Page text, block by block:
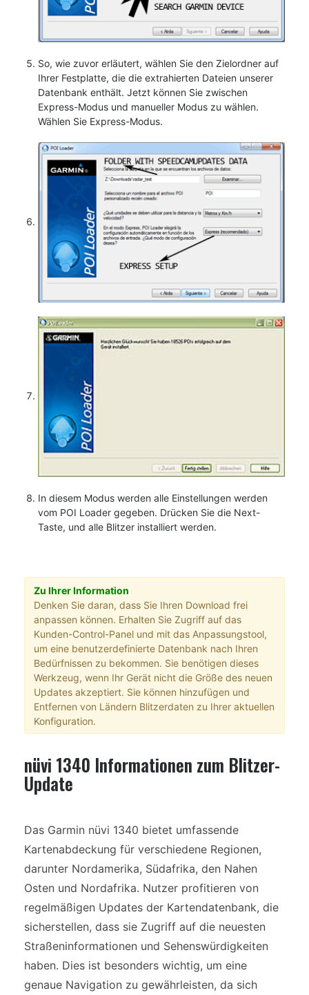
So, wie zuvor erläutert, wählen Sie den Zielordner auf
Ihrer Festplatte, die die extrahierten Dateien unserer
Datenbank enthält. Jetzt können Sie zwischen
Express-Modus und manueller Modus zu wählen.
Wählen Sie Express-Modus.
In diesem Modus werden alle Einstellungen werden
vom POI Loader gegeben. Drücken Sie die Next-
Taste, und alle Blitzer installiert werden.
Zu Ihrer Information
Denken Sie daran, dass Sie Ihren Download frei
anpassen können. Erhalten Sie Zugriff auf das
Kunden-Control-Panel und mit das Anpassungstool,
um eine benutzerdefinierte Datenbank nach Ihren
Bedürfnissen zu bekommen. Sie benötigen dieses
Werkzeug, wenn Ihr Gerät nicht die Größe des neuen
Updates akzeptiert. Sie können hinzufügen und
Entfernen von Ländern Blitzerdaten zu Ihrer aktuellen
Konfiguration.
nüvi 1340 Informationen zum Blitzer-
Update
Das Garmin nüvi 1340 bietet umfassende
Kartenabdeckung für verschiedene Regionen,
darunter Nordamerika, Südafrika, den Nahen
Osten und Nordafrika. Nutzer profitieren von
regelmäßigen Updates der Kartendatenbank, die
sicherstellen, dass sie Zugriff auf die neuesten
Straßeninformationen und Sehenswürdigkeiten
haben. Dies ist besonders wichtig, um eine
genaue Navigation zu gewährleisten, da sich